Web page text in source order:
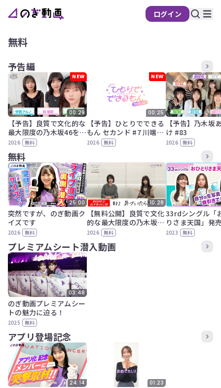
ログイン
無料
予告編
NEW
00:29
【予告】良質で文化的な
最大限度の乃木坂46を営
む。#11
2026 無料
NEW
00:25
【予告】ひとりでできる
もん セカンド #7 川端晃
菜
2026 無料
【予告】乃木坂
け #83
2026 無料
無料
25:00
突然ですが、のぎ動画ク
イズです
2026 無料
10:28
【無料公開】良質で文化
的な最大限度の乃木坂46
を営む。#2 “気づいたら
片想い” Music Video
2026 無料
33rdシングル「
りさま天国」発
CD開封動画
2023 無料
プレミアムシート潜入動画
03:48
のぎ動画プレミアムシー
トの魅力に迫る！
2025 無料
アプリ登場記念
24:14 01:23